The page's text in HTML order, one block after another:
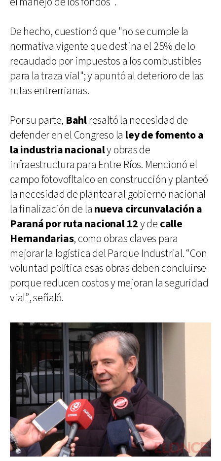
De hecho, cuestionó que "no se cumple la
normativa vigente que destina el 25% de lo
recaudado por impuestos a los combustibles
para la traza vial"; y apuntó al deterioro de las
rutas entrerrianas.
Por su parte, Bahlresaltó la necesidad de
defender en el Congreso la ley de fomento a
la industria nacionaly obras de
infraestructura para Entre Ríos. Mencionó el
campo fotovofltaico en construcción y planteó
la necesidad de plantear al gobierno nacional
la finalización de la nueva circunvalación a
Paraná por ruta nacional 12y de calle
Hernandarias, como obras claves para
mejorar la logística del Parque Industrial. “Con
voluntad política esas obras deben concluirse
porque reducen costos y mejoran la seguridad
vial”, señaló.